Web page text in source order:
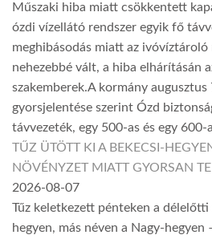
Műszaki hiba miatt csökkentett
ózdi vízellátó rendszer egyik fő
meghibásodás miatt az
nehezebbé vált, a hiba elhárításán
szakemberek.A kormány augusztus
gyorsjelentése szerint Ózd
távvezeték, egy 500-as és egy
TŰZ ÜTÖTT KI A BEKECSI-
NÖVÉNYZET MIATT GYORSAN
2026-08-07
Tűz keletkezett pénteken a délelőtti
hegyen, más néven a Nagy-hegyen